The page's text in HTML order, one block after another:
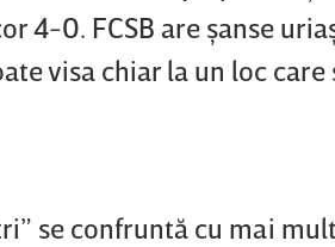
4-0. FCSB are şanse
visa chiar la un loc care
se confruntă cu mai